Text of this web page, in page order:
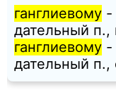
ганглиевому -
дательный
ганглиевому -
дательный п.,